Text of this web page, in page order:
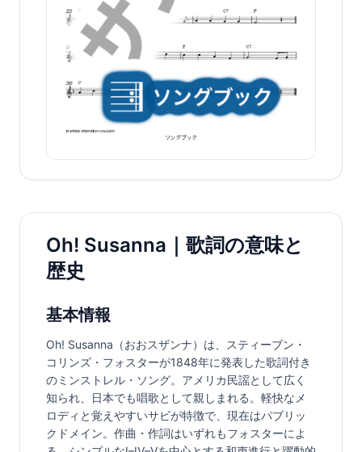
Oh! Susanna｜歌詞の意味と
歴史
基本情報
Oh! Susanna（おおスザンナ）は、スティーブン・
コリンズ・フォスターが1848年に発表した歌詞付き
のミンストレル・ソング。アメリカ民謡として広く
知られ、日本でも唱歌として親しまれる。軽快なメ
ロディと覚えやすいサビが特徴で、現在はパブリッ
クドメイン。作曲・作詞はいずれもフォスターによ